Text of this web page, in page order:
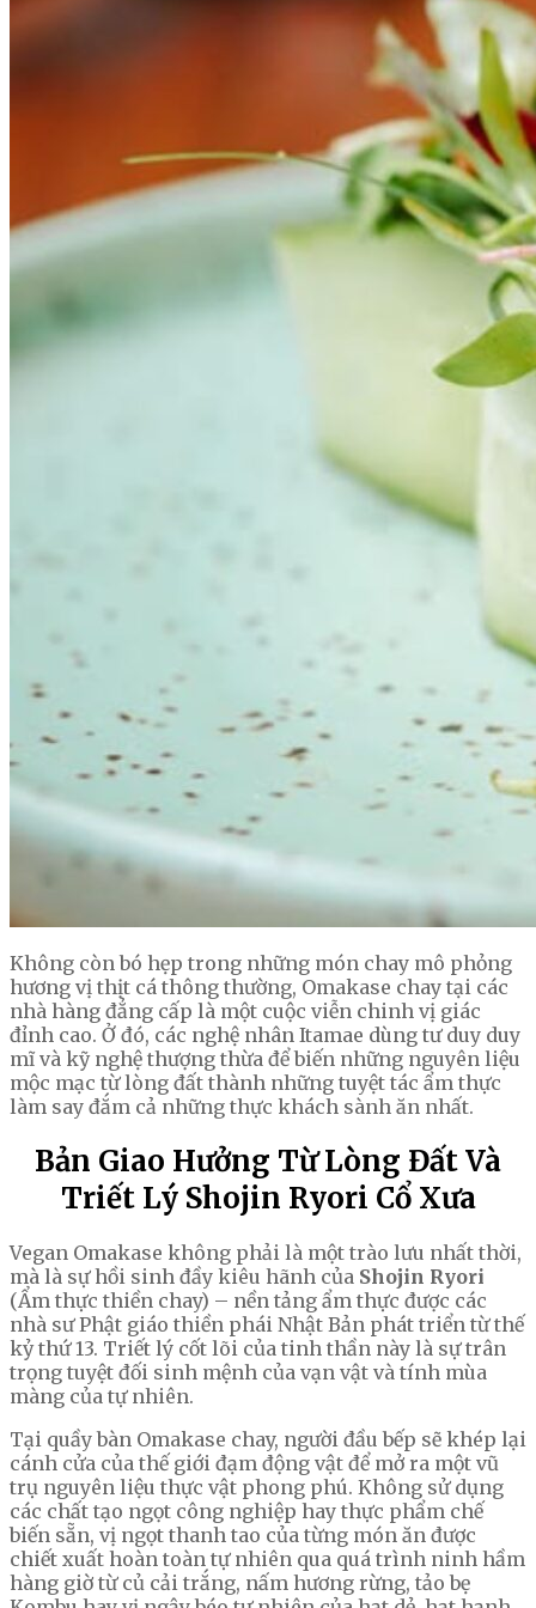
Không còn bó hẹp trong những món chay mô phỏng
hương vị thịt cá thông thường, Omakase chay tại các
nhà hàng đẳng cấp là một cuộc viễn chinh vị giác
đỉnh cao. Ở đó, các nghệ nhân Itamae dùng tư duy duy
mĩ và kỹ nghệ thượng thừa để biến những nguyên liệu
mộc mạc từ lòng đất thành những tuyệt tác ẩm thực
làm say đắm cả những thực khách sành ăn nhất.
Bản Giao Hưởng Từ Lòng Đất Và
Triết Lý Shojin Ryori Cổ Xưa
Vegan Omakase không phải là một trào lưu nhất thời,
mà là sự hồi sinh đầy kiêu hãnh của Shojin Ryori
(Ẩm thực thiền chay) – nền tảng ẩm thực được các
nhà sư Phật giáo thiền phái Nhật Bản phát triển từ thế
kỷ thứ 13. Triết lý cốt lõi của tinh thần này là sự trân
trọng tuyệt đối sinh mệnh của vạn vật và tính mùa
màng của tự nhiên.
Tại quầy bàn Omakase chay, người đầu bếp sẽ khép lại
cánh cửa của thế giới đạm động vật để mở ra một vũ
trụ nguyên liệu thực vật phong phú. Không sử dụng
các chất tạo ngọt công nghiệp hay thực phẩm chế
biến sẵn, vị ngọt thanh tao của từng món ăn được
chiết xuất hoàn toàn tự nhiên qua quá trình ninh hầm
hàng giờ từ củ cải trắng, nấm hương rừng, tảo bẹ